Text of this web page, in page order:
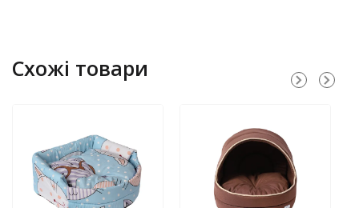
садові гойдалки – 1 рік;
меблі LOFT – 1 рік.
Схожі товари